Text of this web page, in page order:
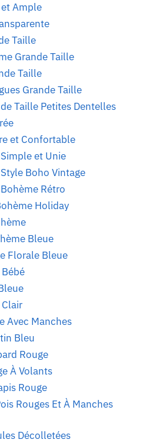
Ample
Taille
Grande Taille
Taille
Grande Taille
Taille Petites Dentelles
et Confortable
et Unie
Boho Vintage
Rétro
Holiday
Bleue
Florale Bleue
Avec Manches
Bleu
Rouge
À Volants
Rouge
Rouges Et À Manches
Décolletées